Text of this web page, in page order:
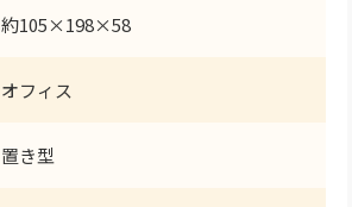
約105×198×58
オフィス
置き型